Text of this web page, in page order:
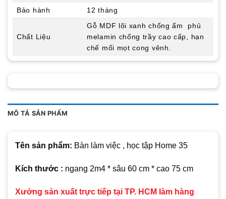
MÔ TẢ SẢN PHẨM
Tên sản phẩm: Bàn làm việc , học tập Home 35
Kích thước : ngang 2m4 * sâu 60 cm * cao 75 cm
Xưởng sản xuất trực tiếp tại TP. HCM làm hàng
Bảo hành
12 tháng
Chất Liệu
Gỗ MDF lõi xanh chống ẩm phủ
melamin chống trầy cao cấp, hạn
chế mối mọt cong vênh.